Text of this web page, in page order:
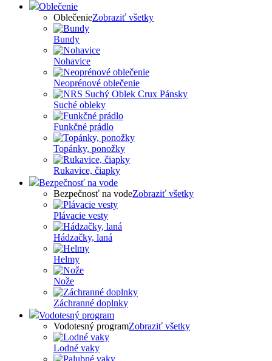
Oblečenie
OblečenieZobraziť všetky
Bundy
Nohavice
Neoprénové oblečenie
Suché obleky
Funkčné prádlo
Topánky, ponožky
Rukavice, čiapky
Bezpečnosť na vode
Bezpečnosť na vodeZobraziť všetky
Plávacie vesty
Hádzačky, laná
Helmy
Nože
Záchranné doplnky
Vodotesný program
Vodotesný programZobraziť všetky
Lodné vaky